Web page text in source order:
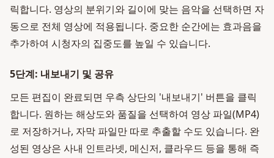
릭합니다. 영상의 분위기와 길이에 맞는 음악을 선택하면 자
동으로 전체 영상에 적용됩니다. 중요한 순간에는 효과음을
추가하여 시청자의 집중도를 높일 수 있습니다.
5단계: 내보내기 및 공유
모든 편집이 완료되면 우측 상단의 '내보내기' 버튼을 클릭
합니다. 원하는 해상도와 품질을 선택하여 영상 파일(MP4)
로 저장하거나, 자막 파일만 따로 추출할 수도 있습니다. 완
성된 영상은 사내 인트라넷, 메신저, 클라우드 등을 통해 즉